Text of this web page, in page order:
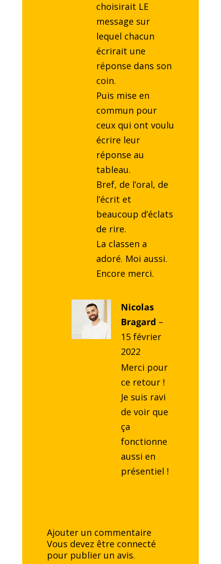
choisirait LE
message sur
lequel chacun
écrirait une
réponse dans son
coin.
Puis mise en
commun pour
ceux qui ont voulu
écrire leur
réponse au
tableau.
Bref, de l’oral, de
l’écrit et
beaucoup d’éclats
de rire.
La classen a
adoré. Moi aussi.
Encore merci.
Nicolas
Bragard –
15 février
2022
Merci pour
ce retour !
Je suis ravi
de voir que
ça
fonctionne
aussi en
présentiel !
Ajouter un commentaire
Vous devez être connecté
pour publier un avis.